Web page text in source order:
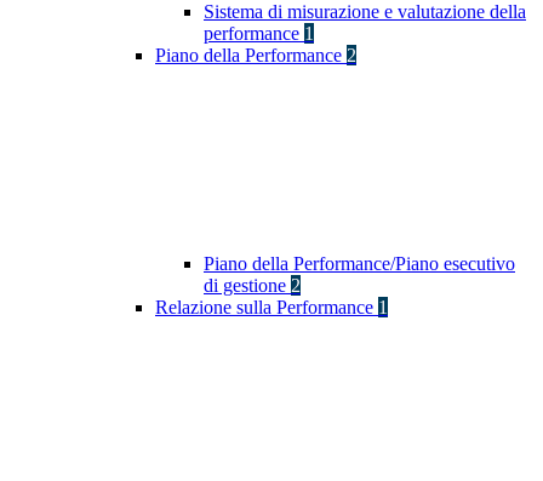
Sistema di misurazione e valutazione della
performance 1
Piano della Performance 2
Piano della Performance/Piano esecutivo
di gestione 2
Relazione sulla Performance 1